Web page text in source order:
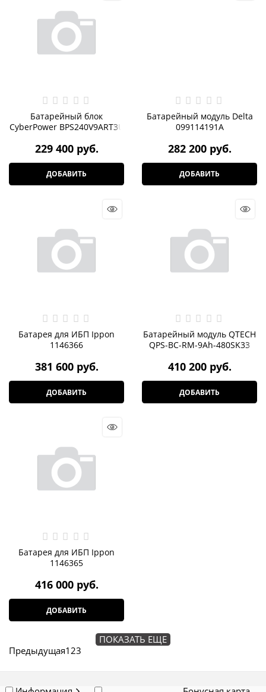
Батарейный блок
CyberPower BPS240V9ART3U
229 400 руб.
ДОБАВИТЬ
Батарейный модуль Delta
099114191A
282 200 руб.
ДОБАВИТЬ
Батарея для ИБП Ippon
1146366
381 600 руб.
ДОБАВИТЬ
Батарейный модуль QTECH
QPS-BC-RM-9Ah-480SK33
410 200 руб.
ДОБАВИТЬ
Батарея для ИБП Ippon
1146365
416 000 руб.
ДОБАВИТЬ
ПОКАЗАТЬ ЕЩЕ
Предыдущая123